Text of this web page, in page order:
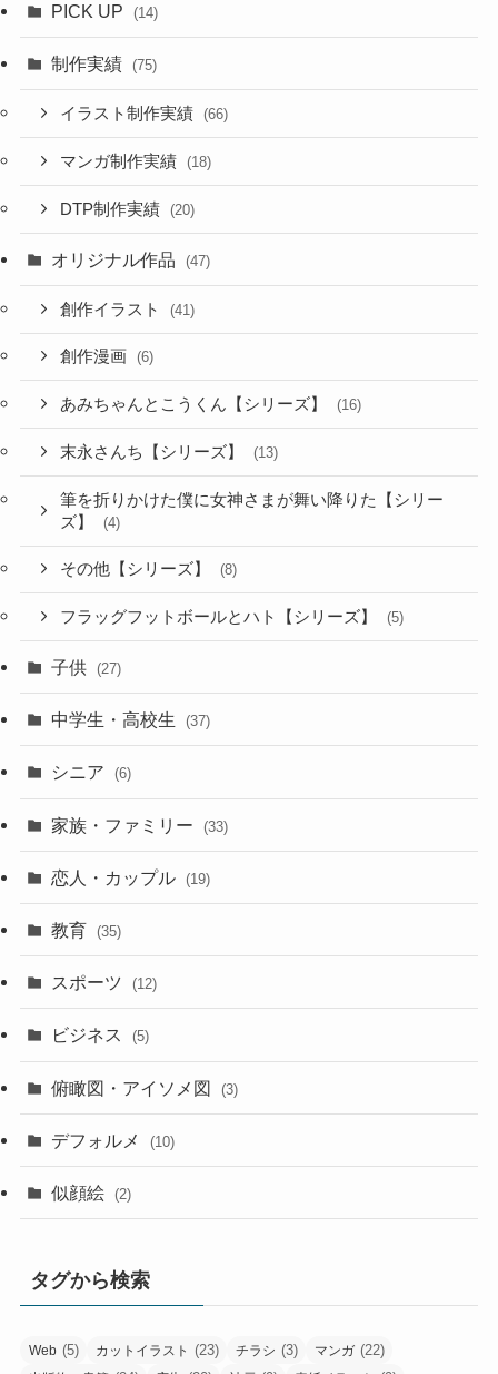
PICK UP (14)
制作実績 (75)
イラスト制作実績 (66)
マンガ制作実績 (18)
DTP制作実績 (20)
オリジナル作品 (47)
創作イラスト (41)
創作漫画 (6)
あみちゃんとこうくん【シリーズ】 (16)
末永さんち【シリーズ】 (13)
筆を折りかけた僕に女神さまが舞い降りた【シリー
ズ】
(4)
その他【シリーズ】 (8)
フラッグフットボールとハト【シリーズ】 (5)
子供 (27)
中学生・高校生 (37)
シニア (6)
家族・ファミリー (33)
恋人・カップル (19)
教育 (35)
スポーツ (12)
ビジネス (5)
俯瞰図・アイソメ図 (3)
デフォルメ (10)
似顔絵 (2)
タグから検索
Web (5) カットイラスト (23) チラシ (3) マンガ (22)